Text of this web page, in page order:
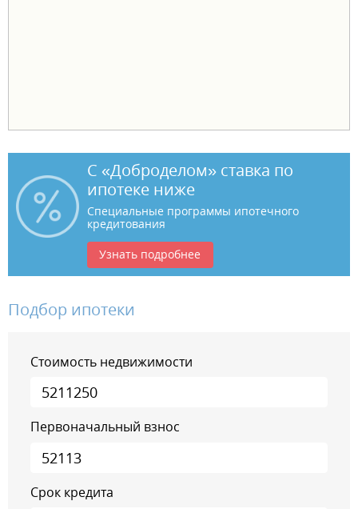
С «Доброделом» ставка по
ипотеке ниже
Специальные программы ипотечного
кредитования
Узнать подробнее
Подбор ипотеки
Стоимость недвижимости
Первоначальный взнос
Срок кредита